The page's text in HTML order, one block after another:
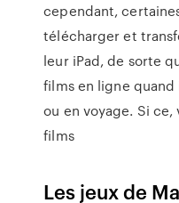
cependant,
télécharger et
leur iPad, de sorte
films en ligne quand
ou en voyage. Si
films
Les jeux de